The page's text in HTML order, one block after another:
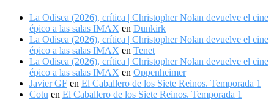
La Odisea (2026), crítica | Christopher Nolan devuelve el cine
épico a las salas IMAX en Dunkirk
La Odisea (2026), crítica | Christopher Nolan devuelve el cine
épico a las salas IMAX en Tenet
La Odisea (2026), crítica | Christopher Nolan devuelve el cine
épico a las salas IMAX en Oppenheimer
Javier GF en El Caballero de los Siete Reinos. Temporada 1
Cotu en El Caballero de los Siete Reinos. Temporada 1